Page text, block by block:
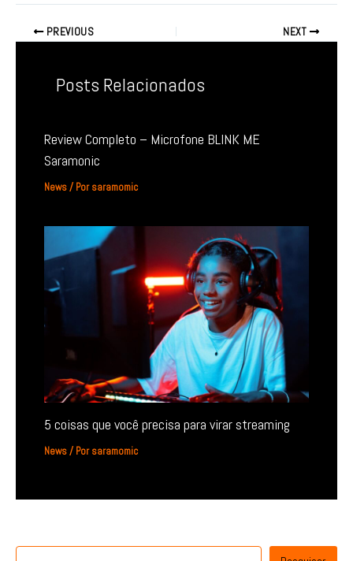
PREVIOUS NEXT
Posts Relacionados
Review Completo – Microfone BLINK ME
Saramonic
News/ Porsaramomic
5 coisas que você precisa para virar streaming
News/ Porsaramomic